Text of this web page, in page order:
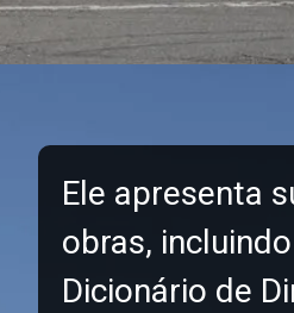
Ele apresenta
obras,
Dicionário de